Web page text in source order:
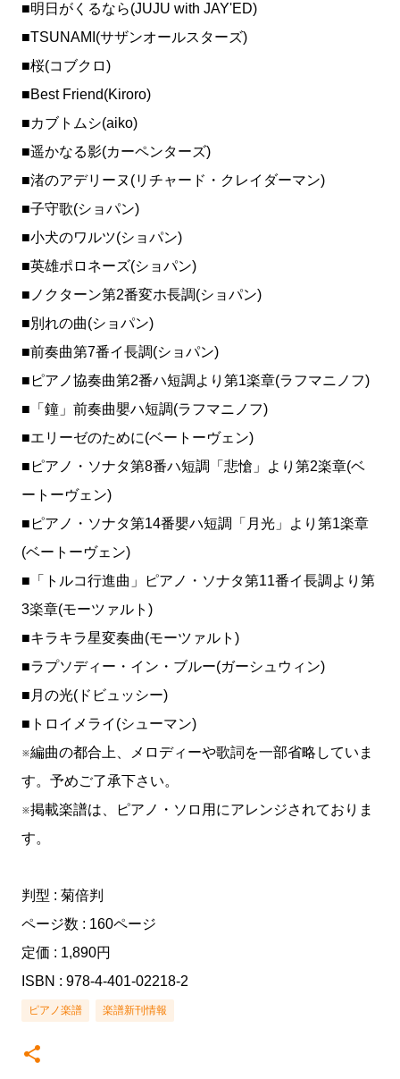
■明日がくるなら(JUJU with JAY'ED)
■TSUNAMI(サザンオールスターズ)
■桜(コブクロ)
■Best Friend(Kiroro)
■カブトムシ(aiko)
■遥かなる影(カーペンターズ)
■渚のアデリーヌ(リチャード・クレイダーマン)
■子守歌(ショパン)
■小犬のワルツ(ショパン)
■英雄ポロネーズ(ショパン)
■ノクターン第2番変ホ長調(ショパン)
■別れの曲(ショパン)
■前奏曲第7番イ長調(ショパン)
■ピアノ協奏曲第2番ハ短調より第1楽章(ラフマニノフ)
■「鐘」前奏曲嬰ハ短調(ラフマニノフ)
■エリーゼのために(ベートーヴェン)
■ピアノ・ソナタ第8番ハ短調「悲愴」より第2楽章(ベ
ートーヴェン)
■ピアノ・ソナタ第14番嬰ハ短調「月光」より第1楽章
(ベートーヴェン)
■「トルコ行進曲」ピアノ・ソナタ第11番イ長調より第
3楽章(モーツァルト)
■キラキラ星変奏曲(モーツァルト)
■ラプソディー・イン・ブルー(ガーシュウィン)
■月の光(ドビュッシー)
■トロイメライ(シューマン)
※編曲の都合上、メロディーや歌詞を一部省略していま
す。予めご了承下さい。
※掲載楽譜は、ピアノ・ソロ用にアレンジされておりま
す。
判型 : 菊倍判
ページ数 : 160ページ
定価 : 1,890円
ISBN : 978-4-401-02218-2
ピアノ楽譜 楽譜新刊情報